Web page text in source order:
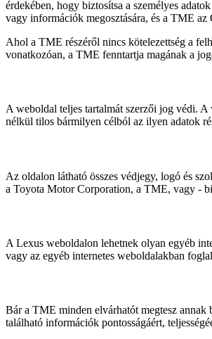
érdekében, hogy biztosítsa a személyes
vagy információk megosztására, és a TME az
Ahol a TME részéről nincs kötelezettség a
vonatkozóan, a TME fenntartja magának a
A weboldal teljes tartalmát szerzői jog védi.
nélkül tilos bármilyen célból az ilyen adatok
Az oldalon látható összes védjegy, logó és
a Toyota Motor Corporation, a TME, vagy -
A Lexus weboldalon lehetnek olyan egyéb
vagy az egyéb internetes weboldalakban
Bár a TME minden elvárhatót megtesz
található információk pontosságáért,